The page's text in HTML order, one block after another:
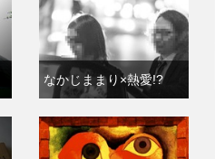
なかじままり×熱愛!?